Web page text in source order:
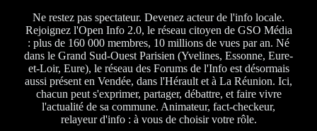
Ne restez pas spectateur. Devenez acteur de l'info locale.
Rejoignez l'Open Info 2.0, le réseau citoyen de GSO Média
: plus de 160 000 membres, 10 millions de vues par an. Né
dans le Grand Sud-Ouest Parisien (Yvelines, Essonne, Eure-
et-Loir, Eure), le réseau des Forums de l'Info est désormais
aussi présent en Vendée, dans l'Hérault et à La Réunion. Ici,
chacun peut s'exprimer, partager, débattre, et faire vivre
l'actualité de sa commune. Animateur, fact-checkeur,
relayeur d'info : à vous de choisir votre rôle.